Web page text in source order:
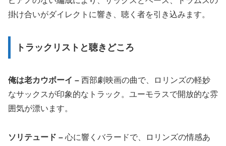
掛け合いがダイレクトに響き、聴く者を引き込みます。
トラックリストと聴きどころ
俺は老カウボーイ – 西部劇映画の曲で、ロリンズの軽妙
なサックスが印象的なトラック。ユーモラスで開放的な雰
囲気が漂います。
ソリテュード – 心に響くバラードで、ロリンズの情感あ